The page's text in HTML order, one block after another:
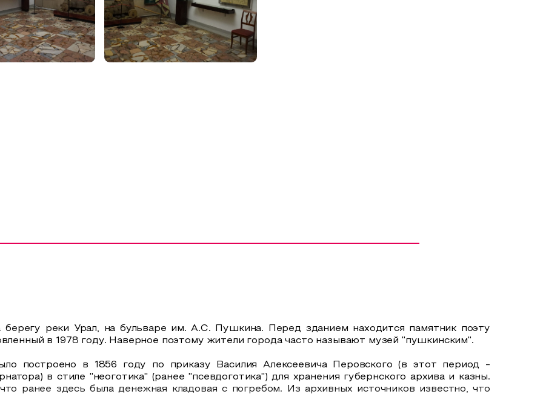
реки Урал, на бульваре им. А.С. Пушкина. Перед зданием находится памятник поэту
в 1978 году. Наверное поэтому жители города часто называют музей "пушкинским".
построено в 1856 году по приказу Василия Алексеевича Перовского (в этот период -
в стиле "неоготика" (ранее "псевдоготика") для хранения губернского архива и казны.
ранее здесь была денежная кладовая с погребом. Из архивных источников известно, что